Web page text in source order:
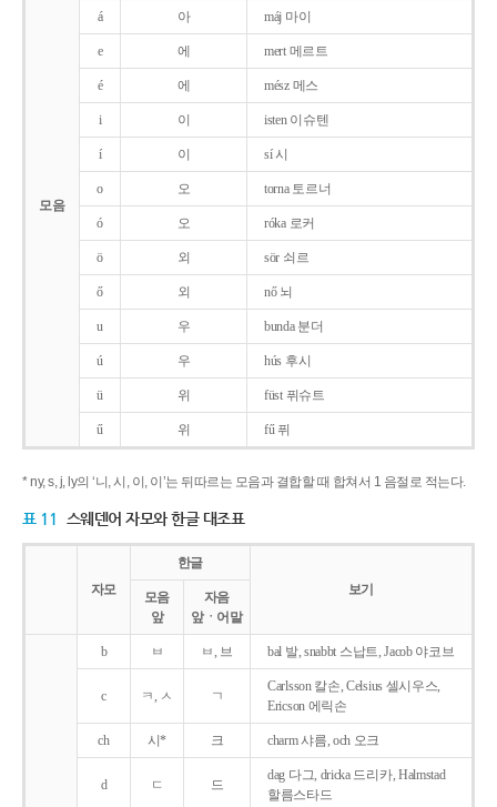
모음
á 아 máj 마이
e 에 mert 메르트
é 에 mész 메스
i 이 isten 이슈텐
í 이 sí 시
o 오 torna 토르너
ó 오 róka 로커
ö 외 sör 쇠르
ő 외 nő 뇌
u 우 bunda 분더
ú 우 hús 후시
ü 위 füst 퓌슈트
ű 위 fű 퓌
* ny, s, j, ly의 ‘니, 시, 이, 이’는 뒤따르는 모음과 결합할 때 합쳐서 1 음절로 적는다.
표 11 스웨덴어 자모와 한글 대조표
자모
한글
보기
모음
앞
자음
앞ㆍ어말
b ㅂ ㅂ, 브 bal 발, snabbt 스납트, Jacob 야코브
c ㅋ, ㅅ ㄱ
Carlsson 칼손, Celsius 셀시우스,
Ericson 에릭손
ch 시* 크 charm 샤름, och 오크
d ㄷ 드
dag 다그, dricka 드리카, Halmstad
할름스타드